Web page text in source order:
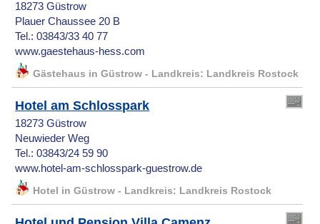
18273 Güstrow
Plauer Chaussee 20 B
Tel.: 03843/33 40 77
www.gaestehaus-hess.com
Gästehaus in Güstrow - Landkreis: Landkreis Rostock
Hotel am Schlosspark
18273 Güstrow
Neuwieder Weg
Tel.: 03843/24 59 90
www.hotel-am-schlosspark-guestrow.de
Hotel in Güstrow - Landkreis: Landkreis Rostock